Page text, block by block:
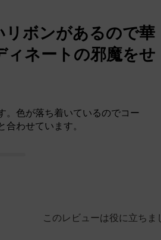
ボンがあるので華
ネートの邪魔をせ
。色が落ち着いているのでコー
わせています。
このレビューは役に立ちま